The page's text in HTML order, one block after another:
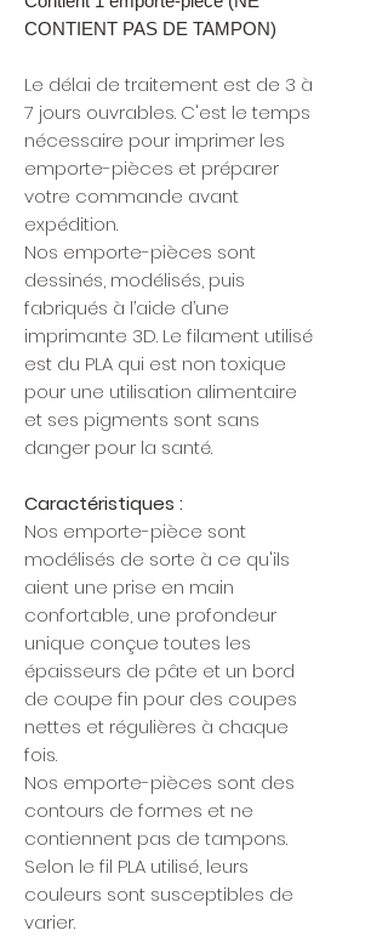
CONTIENT PAS DE TAMPON)
Le délai de traitement est de 3 à
7 jours ouvrables. C'est le temps
nécessaire pour imprimer les
emporte-pièces et préparer
votre commande avant
expédition.
Nos emporte-pièces sont
dessinés, modélisés, puis
fabriqués à l’aide d’une
imprimante 3D. Le filament utilisé
est du PLA qui est non toxique
pour une utilisation alimentaire
et ses pigments sont sans
danger pour la santé.
Caractéristiques :
Nos emporte-pièce sont
modélisés de sorte à ce qu'ils
aient une prise en main
confortable, une profondeur
unique conçue toutes les
épaisseurs de pâte et un bord
de coupe fin pour des coupes
nettes et régulières à chaque
fois.
Nos emporte-pièces sont des
contours de formes et ne
contiennent pas de tampons.
Selon le fil PLA utilisé, leurs
couleurs sont susceptibles de
varier.